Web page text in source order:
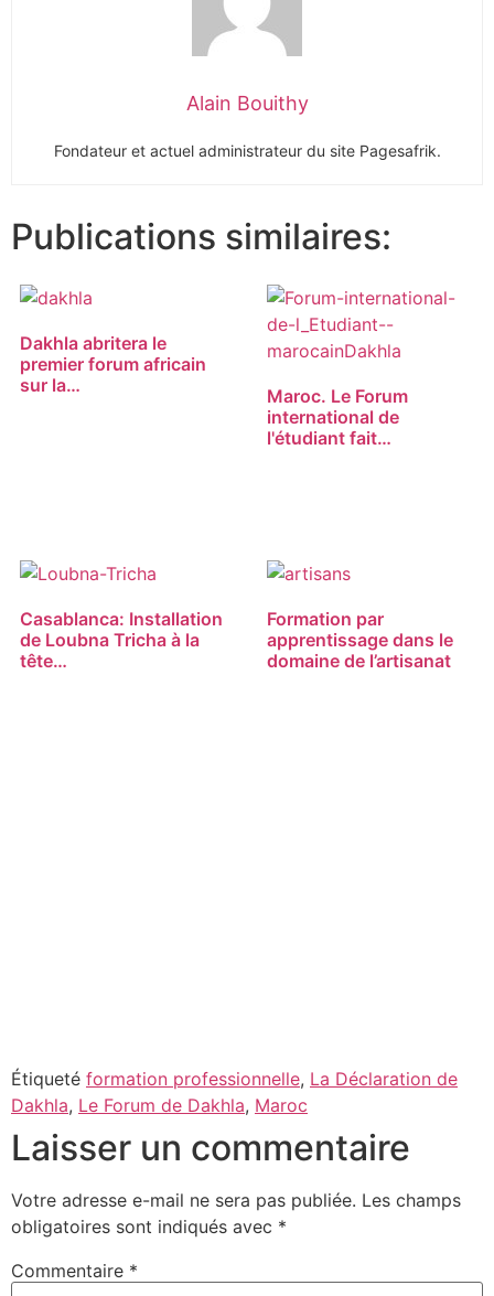
Alain Bouithy
Fondateur et actuel administrateur du site Pagesafrik.
Publications similaires:
Dakhla abritera le
premier forum africain
sur la…
Maroc. Le Forum
international de
l'étudiant fait…
Casablanca: Installation
de Loubna Tricha à la
tête…
Formation par
apprentissage dans le
domaine de l’artisanat
Étiqueté formation professionnelle, La Déclaration de
Dakhla, Le Forum de Dakhla, Maroc
Laisser un commentaire
Votre adresse e-mail ne sera pas publiée. Les champs
obligatoires sont indiqués avec *
Commentaire *